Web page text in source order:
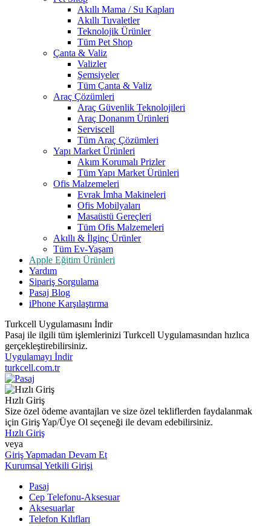
Akıllı Mama / Su Kapları
Akıllı Tuvaletler
Teknolojik Ürünler
Tüm Pet Shop
Çanta & Valiz
Valizler
Şemsiyeler
Tüm Çanta & Valiz
Araç Çözümleri
Araç Güvenlik Teknolojileri
Araç Donanım Ürünleri
Serviscell
Tüm Araç Çözümleri
Yapı Market Ürünleri
Akım Korumalı Prizler
Tüm Yapı Market Ürünleri
Ofis Malzemeleri
Evrak İmha Makineleri
Ofis Mobilyaları
Masaüstü Gereçleri
Tüm Ofis Malzemeleri
Akıllı & İlginç Ürünler
Tüm Ev-Yaşam
Apple Eğitim Ürünleri
Yardım
Sipariş Sorgulama
Pasaj Blog
iPhone Karşılaştırma
Turkcell Uygulamasını İndir
Pasaj ile ilgili tüm işlemlerinizi Turkcell Uygulamasından hızlıca
gerçekleştirebilirsiniz.
Uygulamayı İndir
turkcell.com.tr
Hızlı Giriş
Size özel ödeme avantajları ve size özel tekliflerden faydalanmak
için Giriş Yap/Üye Ol seçeneği ile devam edebilirsiniz.
Hızlı Giriş
veya
Giriş Yapmadan Devam Et
Kurumsal Yetkili Girişi
Pasaj
Cep Telefonu-Aksesuar
Aksesuarlar
Telefon Kılıfları